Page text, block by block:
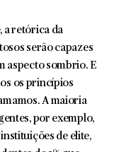
a retórica da
serão capazes
aspecto sombrio. E
os princípios
A maioria
por exemplo,
de elite,